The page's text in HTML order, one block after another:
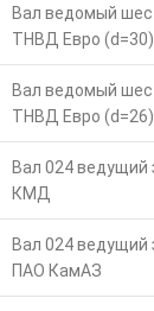
Вал ведомый
ТНВД Евро
Вал ведомый
ТНВД Евро
Вал 024 ведущий
КМД
Вал 024 ведущий
ПАО КамАЗ